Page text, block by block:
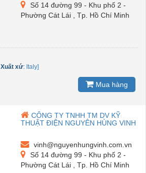
Số 14 đường 99 - Khu phố 2 -
Phường Cát Lái , Tp. Hồ Chí Minh
Xuất xứ: Italy]
Mua hàng
CÔNG TY TNHH TM DV KỸ
THUẬT ĐIỆN NGUYÊN HÙNG VINH
vinh@nguyenhungvinh.com.vn
Số 14 đường 99 - Khu phố 2 -
Phường Cát Lái , Tp. Hồ Chí Minh